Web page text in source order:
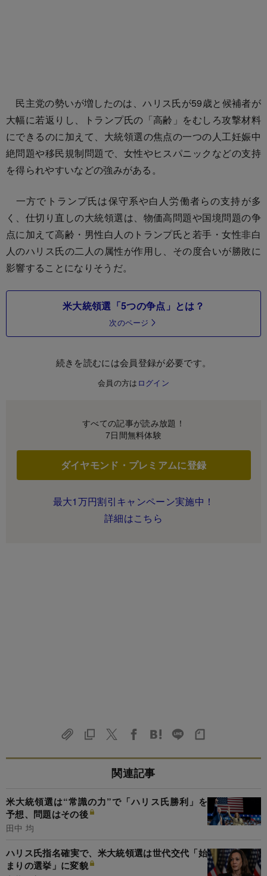
民主党の勢いが増したのは、ハリス氏が59歳と候補者が
大幅に若返りし、トランプ氏の「高齢」をむしろ攻撃材料
にできるのに加えて、大統領選の焦点の一つの人工妊娠中
絶問題や移民規制問題で、女性やヒスパニックなどの支持
を得られやすいなどの強みがある。
一方でトランプ氏は保守系や白人労働者らの支持が多
く、仕切り直しの大統領選は、物価高問題や国境問題の争
点に加えて高齢・男性白人のトランプ氏と若手・女性非白
人のハリス氏の二人の属性が作用し、その度合いが勝敗に
影響することになりそうだ。
米大統領選「5つの争点」とは？
次のページ
続きを読むには会員登録が必要です。
会員の方は ログイン
すべての記事が読み放題！
7日間無料体験
ダイヤモンド・プレミアムに登録
最大1万円割引キャンペーン実施中！
詳細はこちら
関連記事
米大統領選は“常識の力”で「ハリス氏勝利」を
予想、問題はその後
田中 均
ハリス氏指名確実で、米大統領選は世代交代「始
まりの選挙」に変貌